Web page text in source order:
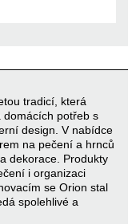
tradicí, která
domácích potřeb s
design. V nabídce
na pečení a hrnců
dekorace. Produkty
i organizaci
se Orion stal
spolehlivé a